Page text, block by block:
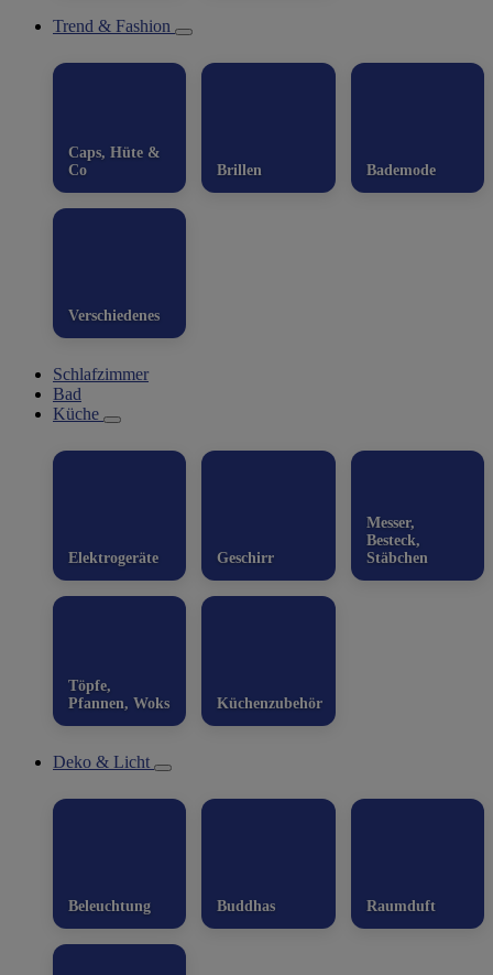
Trend & Fashion
Caps, Hüte &
Co
Brillen Bademode
Verschiedenes
Schlafzimmer
Bad
Küche
Elektrogeräte Geschirr
Messer,
Besteck,
Stäbchen
Töpfe,
Pfannen, Woks
Küchenzubehör
Deko & Licht
Beleuchtung Buddhas Raumduft